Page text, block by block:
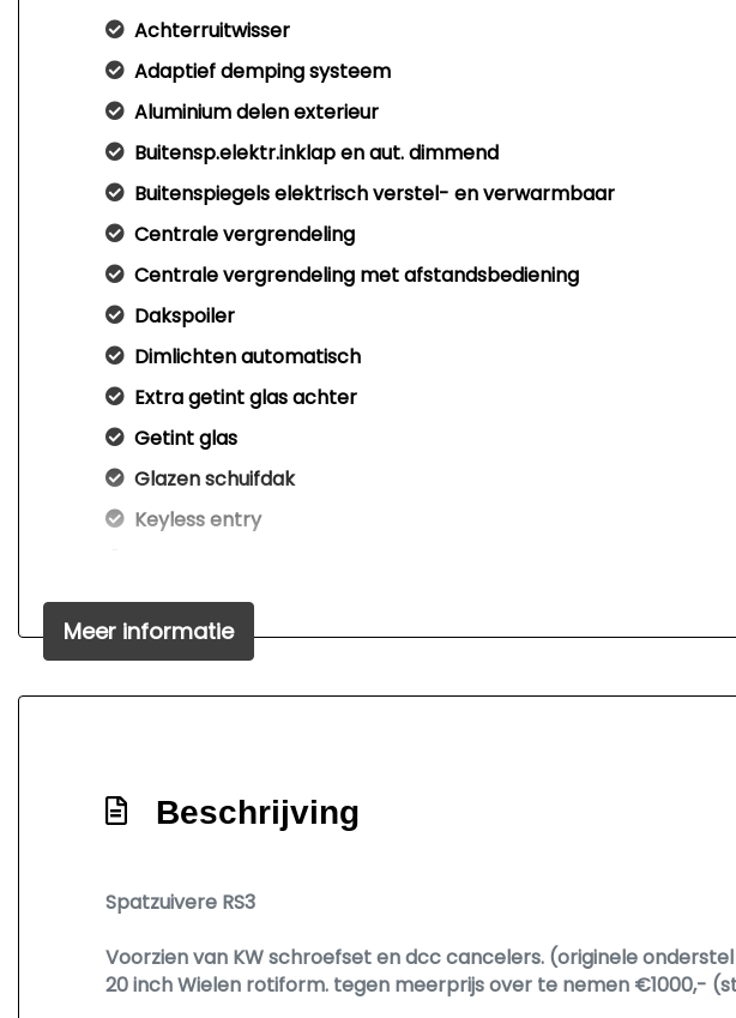
Achterruitwisser
Adaptief demping systeem
Aluminium delen exterieur
Buitensp.elektr.inklap en aut. dimmend
Buitenspiegels elektrisch verstel- en verwarmbaar
Centrale vergrendeling
Centrale vergrendeling met afstandsbediening
Dakspoiler
Dimlichten automatisch
Extra getint glas achter
Getint glas
Glazen schuifdak
Keyless entry
Led koplampen
Lichtmetalen velgen 20 inch
Speciale kleur
Sportvelgen
Meer informatie
Beschrijving
Spatzuivere RS3
Voorzien van KW schroefset en dcc cancelers. (originele
20 inch Wielen rotiform. tegen meerprijs over te nemen €1000,-